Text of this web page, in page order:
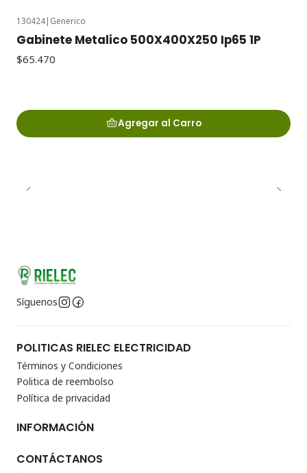
130424| Generico
Gabinete Metalico 500X400X250 Ip65 1P
$65.470
Agregar al Carro
Síguenos
POLITICAS RIELEC ELECTRICIDAD
Términos y Condiciones
Politica de reembolso
Política de privacidad
INFORMACIÓN
CONTÁCTANOS